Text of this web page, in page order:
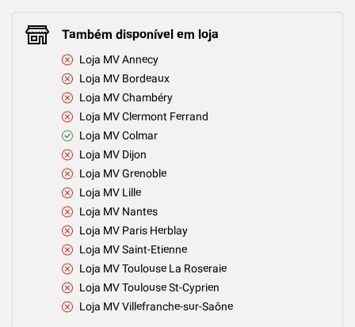
Também disponível em loja
Loja MV Annecy
Loja MV Bordeaux
Loja MV Chambéry
Loja MV Clermont Ferrand
Loja MV Colmar
Loja MV Dijon
Loja MV Grenoble
Loja MV Lille
Loja MV Nantes
Loja MV Paris Herblay
Loja MV Saint-Etienne
Loja MV Toulouse La Roseraie
Loja MV Toulouse St-Cyprien
Loja MV Villefranche-sur-Saône